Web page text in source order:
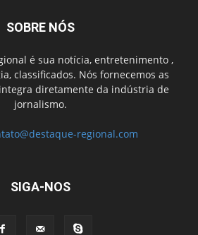
SOBRE NÓS
é sua notícia, entretenimento ,
classificados. Nós fornecemos as
diretamente da indústria de
jornalismo.
regional.com
SIGA-NOS